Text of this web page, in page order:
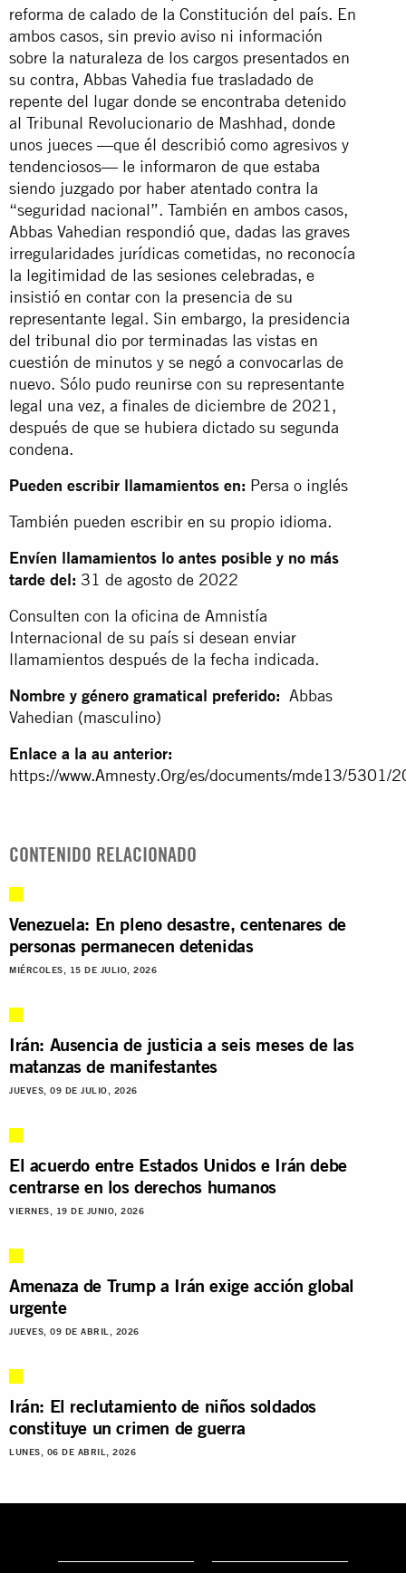
reforma de calado de la Constitución del país. En
ambos casos, sin previo aviso ni información
sobre la naturaleza de los cargos presentados en
su contra, Abbas Vahedia fue trasladado de
repente del lugar donde se encontraba detenido
al Tribunal Revolucionario de Mashhad, donde
unos jueces —que él describió como agresivos y
tendenciosos— le informaron de que estaba
siendo juzgado por haber atentado contra la
“seguridad nacional”. También en ambos casos,
Abbas Vahedian respondió que, dadas las graves
irregularidades jurídicas cometidas, no reconocía
la legitimidad de las sesiones celebradas, e
insistió en contar con la presencia de su
representante legal. Sin embargo, la presidencia
del tribunal dio por terminadas las vistas en
cuestión de minutos y se negó a convocarlas de
nuevo. Sólo pudo reunirse con su representante
legal una vez, a finales de diciembre de 2021,
después de que se hubiera dictado su segunda
condena.
Pueden escribir llamamientos en: Persa o inglés
También pueden escribir en su propio idioma.
Envíen llamamientos lo antes posible y no más
tarde del: 31 de agosto de 2022
Consulten con la oficina de Amnistía
Internacional de su país si desean enviar
llamamientos después de la fecha indicada.
Nombre y género gramatical preferido: Abbas
Vahedian (masculino)
Enlace a la au anterior:
https://www.Amnesty.Org/es/documents/mde13/5301/
CONTENIDO RELACIONADO
Venezuela: En pleno desastre, centenares de
personas permanecen detenidas
MIÉRCOLES, 15 DE JULIO, 2026
Irán: Ausencia de justicia a seis meses de las
matanzas de manifestantes
JUEVES, 09 DE JULIO, 2026
El acuerdo entre Estados Unidos e Irán debe
centrarse en los derechos humanos
VIERNES, 19 DE JUNIO, 2026
Amenaza de Trump a Irán exige acción global
urgente
JUEVES, 09 DE ABRIL, 2026
Irán: El reclutamiento de niños soldados
constituye un crimen de guerra
LUNES, 06 DE ABRIL, 2026